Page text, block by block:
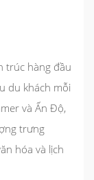
trúc hàng đầu
du khách mỗi
và Ấn Độ,
trưng
hóa và lịch